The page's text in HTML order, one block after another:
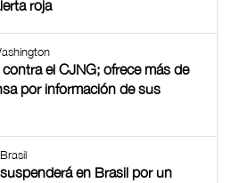
roja
el CJNG; ofrece más de
por información de sus
en Brasil por un